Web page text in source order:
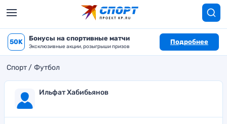
50K Бонусы на спортивные матчи
Эксклюзивные акции, розыгрыши призов
Подробнее
Спорт Футбол
Ильфат Хабибьянов